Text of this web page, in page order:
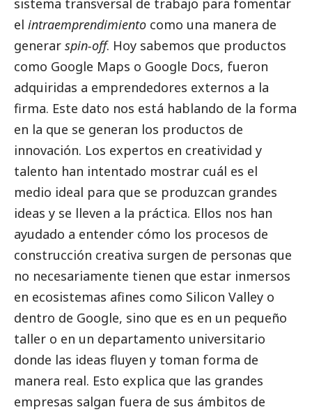
sistema transversal de trabajo para fomentar
el intraemprendimiento como una manera de
generar spin-off. Hoy sabemos que productos
como Google Maps o Google Docs, fueron
adquiridas a emprendedores externos a la
firma. Este dato nos está hablando de la forma
en la que se generan los productos de
innovación. Los expertos en creatividad y
talento han intentado mostrar cuál es el
medio ideal para que se produzcan grandes
ideas y se lleven a la práctica. Ellos nos han
ayudado a entender cómo los procesos de
construcción creativa surgen de personas que
no necesariamente tienen que estar inmersos
en ecosistemas afines como Silicon Valley o
dentro de Google, sino que es en un pequeño
taller o en un departamento universitario
donde las ideas fluyen y toman forma de
manera real. Esto explica que las grandes
empresas salgan fuera de sus ámbitos de